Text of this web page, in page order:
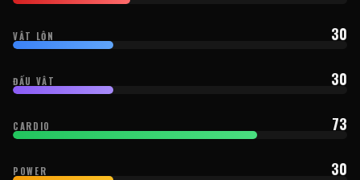
VẬT LỘN 30
ĐẤU VẬT 30
CARDIO 73
POWER 30